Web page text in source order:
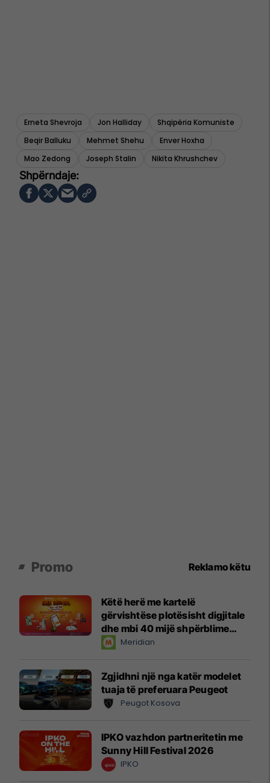
Erneta Shevroja Jon Halliday
Shqipëria Komuniste
Beqir Balluku
Mehmet Shehu
Enver Hoxha
Mao Zedong
Joseph Stalin Nikita Khrushchev
Promo Reklamo këtu
Këtë herë me kartelë
gërvishtëse plotësisht digjitale
dhe mbi 40 mijë shpërblime
instant!Meridian
Zgjidhni një nga katër modelet
tuaja të preferuara Peugeot
Peugot Kosova
IPKO vazhdon partneritetin me
Sunny Hill Festival 2026
IPKO